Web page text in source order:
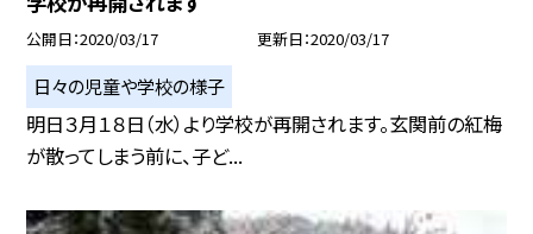
公開日 2020/03/17 更新日 2020/03/17
日々の児童や学校の様子
明日３月１８日（水）より学校が再開されます。玄関前の紅梅
が散ってしまう前に、子ど...